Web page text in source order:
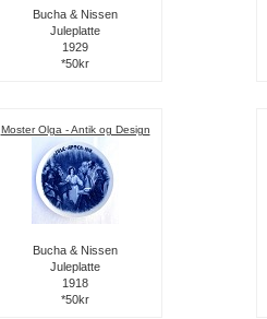
Bucha & Nissen
Juleplatte
1929
*50kr
Moster Olga - Antik og Design
Bucha & Nissen
Juleplatte
1918
*50kr